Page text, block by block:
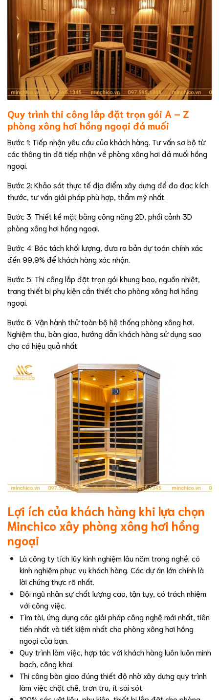
Quy trình thi công lắp đặt trọn gói A – Z
phòng xông hơi hồng ngoại đá muối
Bước 1: Tiếp nhận yêu cầu của khách hàng. Tư vấn sơ bộ từ
các thông tin đã tiếp nhận về phòng xông hơi đá muối hồng
ngoại.
Bước 2: Khảo sát thực tế địa điểm xây dựng để đo đạc kích
thước, tư vấn giải pháp phù hợp, thẩm mỹ nhất.
Bước 3: Thiết kế mặt bằng công năng 2D, phối cảnh 3D
phòng xông hơi hồng ngoại.
Bước 4: Bóc tách khối lượng, đưa ra bản dự toán chính xác
đến 99,9% để khách hàng xác nhận.
Bước 5: Thi công lắp đặt trọn gói khung bao, nguồn nhiệt,
trang thiết bị phụ kiện cần thiết cho phòng xông hơi hồng
ngoại.
Bước 6: Vận hành thử toàn bộ hệ thống phòng xông hơi.
Nghiệm thu, bàn giao, hướng dẫn khách hàng sử dụng sao
cho có hiệu quả nhất.
Lợi ích của khách hàng khi lựa chọn
Minchico xây phòng xông hơi hồng
ngoại
Là công ty tích lũy kinh nghiệm lâu năm trong nghề; có
kinh nghiệm phục vụ khách hàng. Các dự án lớn chính là
lời chứng thực rõ nhất.
Đội ngũ nhân sự chất lượng cao, tận tụy, có trách nhiệm
với công việc.
Tìm tòi, ứng dụng các giải pháp công nghệ mới nhất, tiên
tiến nhất và tiết kiệm nhất cho phòng xông hơi hồng
ngoại của bạn.
Quy trình làm việc, hợp tác với khách hàng luôn luôn minh
bạch, công khai.
Thi công bàn giao đúng thiết độ nhờ xây dựng quy trình
làm việc chặt chẽ, trơn tru, ít sai sót.